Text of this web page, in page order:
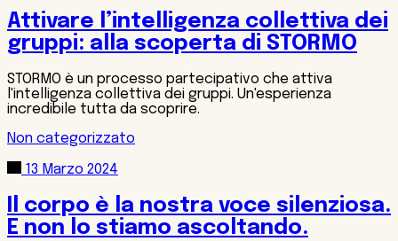
Attivare l’intelligenza collettiva dei
gruppi: alla scoperta di STORMO
STORMO è un processo partecipativo che attiva
l'intelligenza collettiva dei gruppi. Un'esperienza
incredibile tutta da scoprire.
Non categorizzato
13 Marzo 2024
Il corpo è la nostra voce silenziosa.
E non lo stiamo ascoltando.